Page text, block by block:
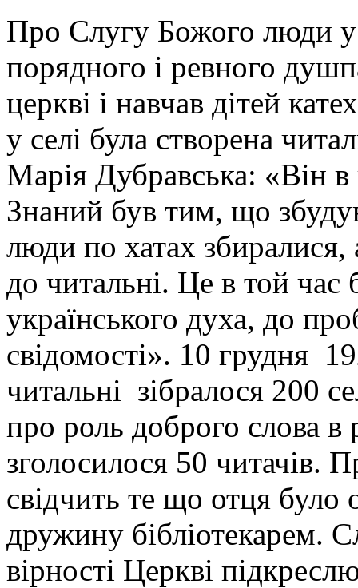
Про Слугу Божого люди у
порядного і ревного
церкві і навчав дітей
у селі була створена
Марія Дубравська: «Він в
Знаний був тим, що
люди по хатах
до читальні. Це в той час
українського духа, до
свідомості». 10 грудня
читальні зібралося 200
про роль доброго слова в
зголосилося 50 читачів.
свідчить те що отця було
дружину бібліотекарем.
вірності Церкві